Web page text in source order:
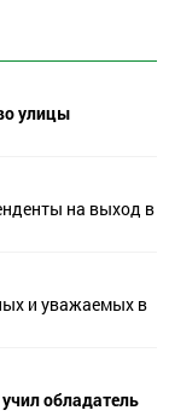
улицы
на выход в
и уважаемых в
обладатель